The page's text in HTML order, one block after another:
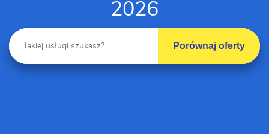
2026
Porównaj oferty